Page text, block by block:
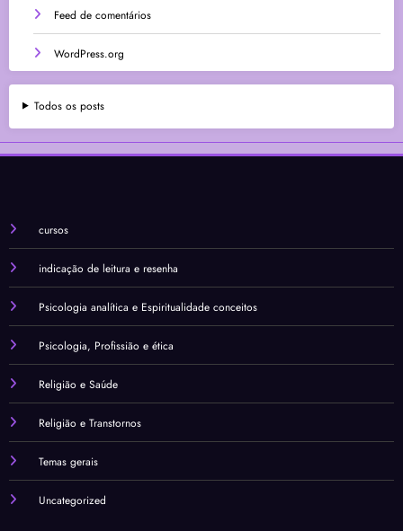
Feed de comentários
WordPress.org
Todos os posts
cursos
indicação de leitura e resenha
Psicologia analítica e Espiritualidade conceitos
Psicologia, Profissião e ética
Religião e Saúde
Religião e Transtornos
Temas gerais
Uncategorized